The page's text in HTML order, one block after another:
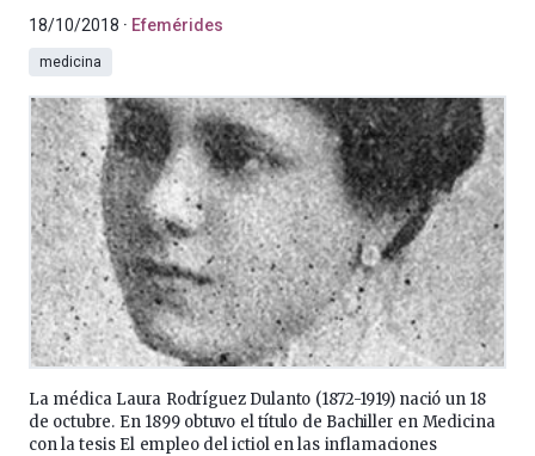
18/10/2018 Efemérides
medicina
La médica Laura Rodríguez Dulanto (1872-1919) nació un 18
de octubre. En 1899 obtuvo el título de Bachiller en Medicina
con la tesis El empleo del ictiol en las inflamaciones